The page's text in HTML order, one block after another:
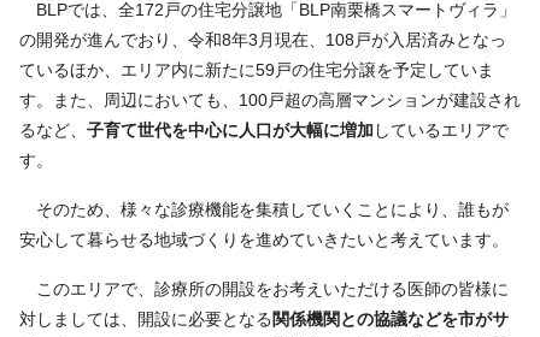
BLPでは、全172戸の住宅分譲地「BLP南栗橋スマートヴィラ」
の開発が進んでおり、令和8年3月現在、108戸が入居済みとなっ
ているほか、エリア内に新たに59戸の住宅分譲を予定していま
す。また、周辺においても、100戸超の高層マンションが建設され
るなど、 子育て世代を中心に人口が大幅に増加 しているエリアで
す。
そのため、様々な診療機能を集積していくことにより、誰もが
安心して暮らせる地域づくりを進めていきたいと考えています。
このエリアで、診療所の開設をお考えいただける医師の皆様に
対しましては、開設に必要となる 関係機関との協議などを市がサ